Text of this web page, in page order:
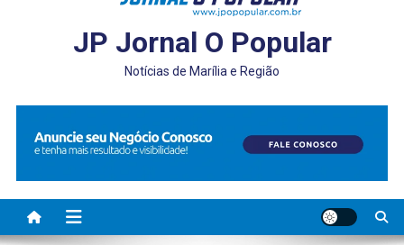
JP Jornal O Popular
Notícias de Marília e Região